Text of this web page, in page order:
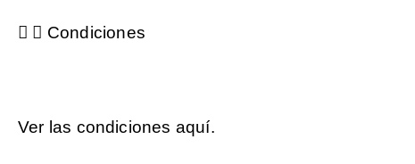
Condiciones
Ver las condiciones aquí.